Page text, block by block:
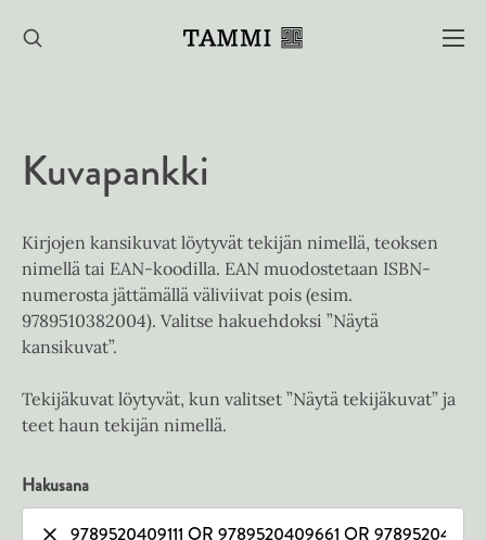
sisältöön
Kuvapankki
Kirjojen kansikuvat löytyvät tekijän nimellä, teoksen
nimellä tai EAN-koodilla. EAN muodostetaan ISBN-
numerosta jättämällä väliviivat pois (esim.
9789510382004). Valitse hakuehdoksi ”Näytä
kansikuvat”.
Tekijäkuvat löytyvät, kun valitset ”Näytä tekijäkuvat” ja
teet haun tekijän nimellä.
Hakusana